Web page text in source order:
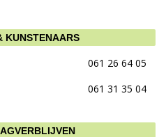
KUNSTENAARS
061 26 64 05
061 31 35 04